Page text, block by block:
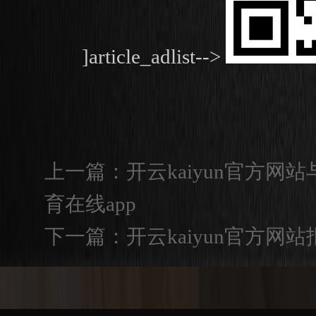
]article_adlist-->
上一篇： 开云kaiyun官方网
育在线app
下一篇： 开云kaiyun官方网站